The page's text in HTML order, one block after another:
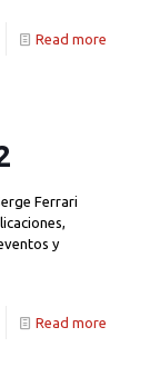
Read more
Ferrari
y
Read more